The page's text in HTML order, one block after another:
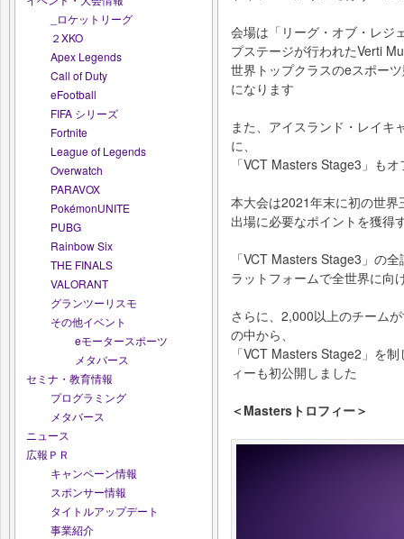
_ロケットリーグ
２XKO
Apex Legends
Call of Duty
eFootball
FIFA シリーズ
Fortnite
League of Legends
Overwatch
PARAVOX
PokémonUNITE
PUBG
Rainbow Six
THE FINALS
VALORANT
グランツーリスモ
その他イベント
eモータースポーツ
メタバース
セミナ・教育情報
プログラミング
メタバース
ニュース
広報ＰＲ
キャンペーン情報
スポンサー情報
タイトルアップデート
事業紹介
会場は「リーグ・オブ・レジ
プステージが行われたVerti
世界トップクラスのeスポー
になります
また、アイスランド・レイキ
に、
「VCT Masters Stage3」も
本大会は2021年末に初の世
出場に必要なポイントを獲得
「VCT Masters Stage3」の
ラットフォームで全世界に向
さらに、2,000以上のチーム
の中から、
「VCT Masters Stage2」を
ィーも初公開しました
＜Mastersトロフィー＞